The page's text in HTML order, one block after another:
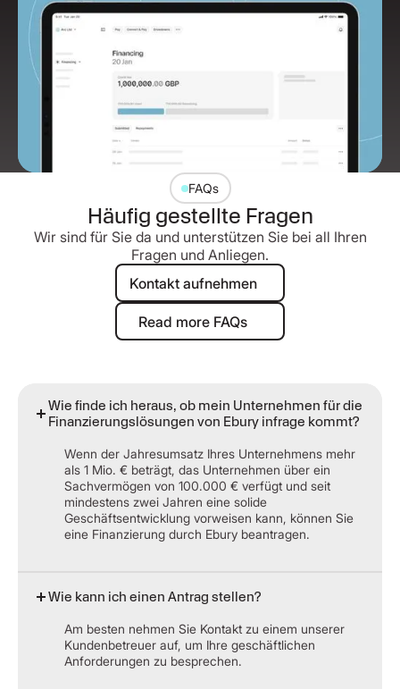
FAQs
Häufig gestellte Fragen
Wir sind für Sie da und unterstützen Sie bei all Ihren
Fragen und Anliegen.
Kontakt aufnehmen
Kontakt aufnehmen
Read more FAQs
Read more FAQs
Wie finde ich heraus, ob mein Unternehmen für die
Finanzierungslösungen von Ebury infrage kommt?
Wenn der Jahresumsatz Ihres Unternehmens mehr
als 1 Mio. € beträgt, das Unternehmen über ein
Sachvermögen von 100.000 € verfügt und seit
mindestens zwei Jahren eine solide
Geschäftsentwicklung vorweisen kann, können Sie
eine Finanzierung durch Ebury beantragen.
Wie kann ich einen Antrag stellen?
Am besten nehmen Sie Kontakt zu einem unserer
Kundenbetreuer auf, um Ihre geschäftlichen
Anforderungen zu besprechen.